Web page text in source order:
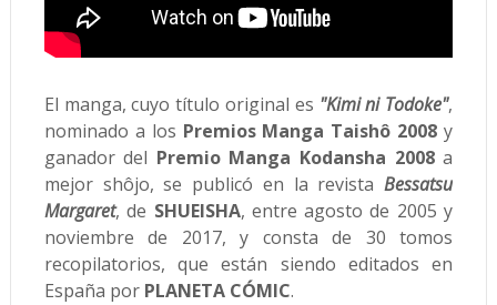
El manga, cuyo título original es "Kimi ni Todoke",
nominado a los Premios Manga Taishô 2008 y
ganador del Premio Manga Kodansha 2008a
mejor shôjo, se publicó en la revistaBessatsu
Margaret, de SHUEISHA, entre agosto de 2005 y
noviembre de 2017, y consta de 30 tomos
recopilatorios, que están siendo editados en
España por PLANETA CÓMIC.